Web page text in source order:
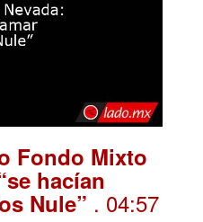
Fondo Mixto
hacían
Nule” . 04:57